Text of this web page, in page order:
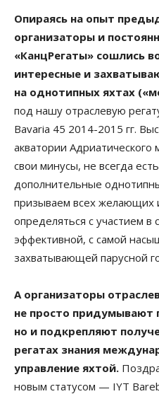
Опираясь на опыт
организаторы и
«КанцРегаты» сошлись
интересные и
на однотипных яхтах
под нашу отраслевую
Bavaria 45 2014-2015 гг.
акватории
свои минусы, не всегда
дополнительные
призываем всех желающих
определяться с участием
эффективной, с самой
захватывающей парусной
А организаторы
не просто
но и подкрепляют
регатах знания
управление яхтой.
новым статусом — IYT